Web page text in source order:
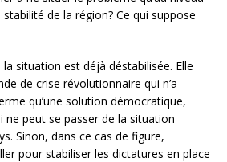
de la région? Ce qui suppose
situation est déjà déstabilisée. Elle
de crise révolutionnaire qui n’a
qu’une solution démocratique,
ne peut se passer de la situation
Sinon, dans ce cas de figure,
pour stabiliser les dictatures en place